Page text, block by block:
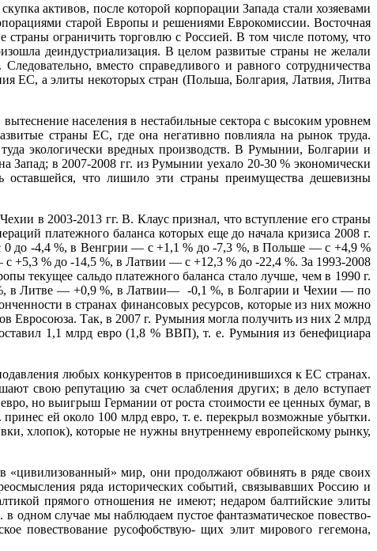
активов, после которой корпорации Запада стали хозяевами
старой Европы и решениями Еврокомиссии. Во­сточная
страны ограни­чить торговлю с Россией. В том числе потому, что
деиндустриализация. В целом развитые стра­ны не желали
вместо справедливого и равного сотрудничества
ЕС, а элиты некоторых стран (Польша, Болгария, Латвия, Литва
населе­ния в нестабильные сектора с высоким уровнем
страны ЕС, где она негативно повлияла на рынок труда.
экологически вред­ных производств. В Румынии, Болгарии и
Запад; в 2007-2008 гг. из Румынии уехало 20-30 % эко­номически
что лиши­ло эти страны преимущества дешевизны
в 2003-2013 гг. В. Клаус признал, что вступление его страны
платежного баланса которых еще до начала кризи­са 2008 г.
до -4,4 %, в Венгрии — с +1,1 % до -7,3 %, в Польше — с +4,9 %
% до -14,5 %, в Латвии — с +12,3 % до -22,4 %. За 1993-2008
текущее сальдо платежного баланса стало лучше, чем в 1990 г.
в Литве — +0,9 %, в Латвии— -0,1 %, в Бол­гарии и Чехии — по
в странах финансовых ресурсов, которые из них можно
Евросоюза. Так, в 2007 г. Румыния мог­ла получить из них 2 млрд
1,1 млрд евро (1,8 % ВВП), т. е. Румыния из бенефициара
любых кон­курентов в присоединившихся к ЕС странах.
свою репутацию за счет ослабления других; в дело вступает
но выигрыш Германии от роста стоимости ее ценных бумаг, в
ей около 100 млрд евро, т. е. перекрыл воз­можные убытки.
хло­пок), которые не нужны внутреннему европейскому рынку,
«цивилизованный» мир, они продолжают обвинять в ряде своих
ряда исторических событий, связывавших Россию и
прямого отношения не имеют; недаром балтийские элиты
одном случае мы наблюдаем пустое фантазматическое повество­
повествование русофобствую- щих элит мирового гегемона,